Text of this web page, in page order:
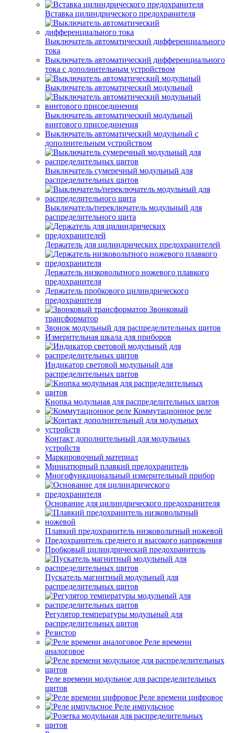
Вставка цилиндрического предохранителя
Выключатель автоматический дифференциального
тока
Выключатель автоматический дифференциального
тока с дополнительным устройством
Выключатель автоматический модульный
Выключатель автоматический модульный
винтового присоединения
Выключатель автоматический модульный с
дополнительным устройством
Выключатель сумеречный модульный для
распределительных щитов
Выключатель/переключатель модульный для
распределительного щита
Держатель для цилиндрических предохранителей
Держатель низковольтного ножевого плавкого
предохранителя
Держатель пробкового цилиндрического
предохранителя
Звонковый
трансформатор
Звонок модульный для распределительных щитов
Измерительная шкала для приборов
Индикатор световой модульный для
распределительных щитов
Кнопка модульная для распределительных щитов
Коммутационное реле
Контакт дополнительный для модульных
устройств
Маркировочный материал
Миниатюрный плавкий предохранитель
Многофункциональный измерительный прибор
Основание для цилиндрического предохранителя
Плавкий предохранитель низковольтный ножевой
Предохранитель среднего и высокого напряжения
Пробковый цилиндрический предохранитель
Пускатель магнитный модульный для
распределительных щитов
Регулятор температуры модульный для
распределительных щитов
Резистор
Реле времени
аналоговое
Реле времени модульное для распределительных
щитов
Реле времени цифровое
Реле импульсное